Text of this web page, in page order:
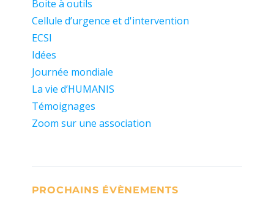
Boite à outils
Cellule d’urgence et d'intervention
ECSI
Idées
Journée mondiale
La vie d’HUMANIS
Témoignages
Zoom sur une association
PROCHAINS ÉVÈNEMENTS